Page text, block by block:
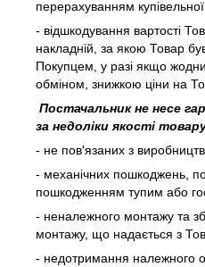
перерахуванням купівельної
- відшкодування вартості
накладній, за якою Товар
Покупцем, у разі якщо
обміном, знижкою ціни на
Постачальник не несе
за недоліки якості
- не пов'язаних з
- механічних пошкоджень,
пошкодженням тупим або
- неналежного монтажу та
монтажу, що надається з
- недотримання належного